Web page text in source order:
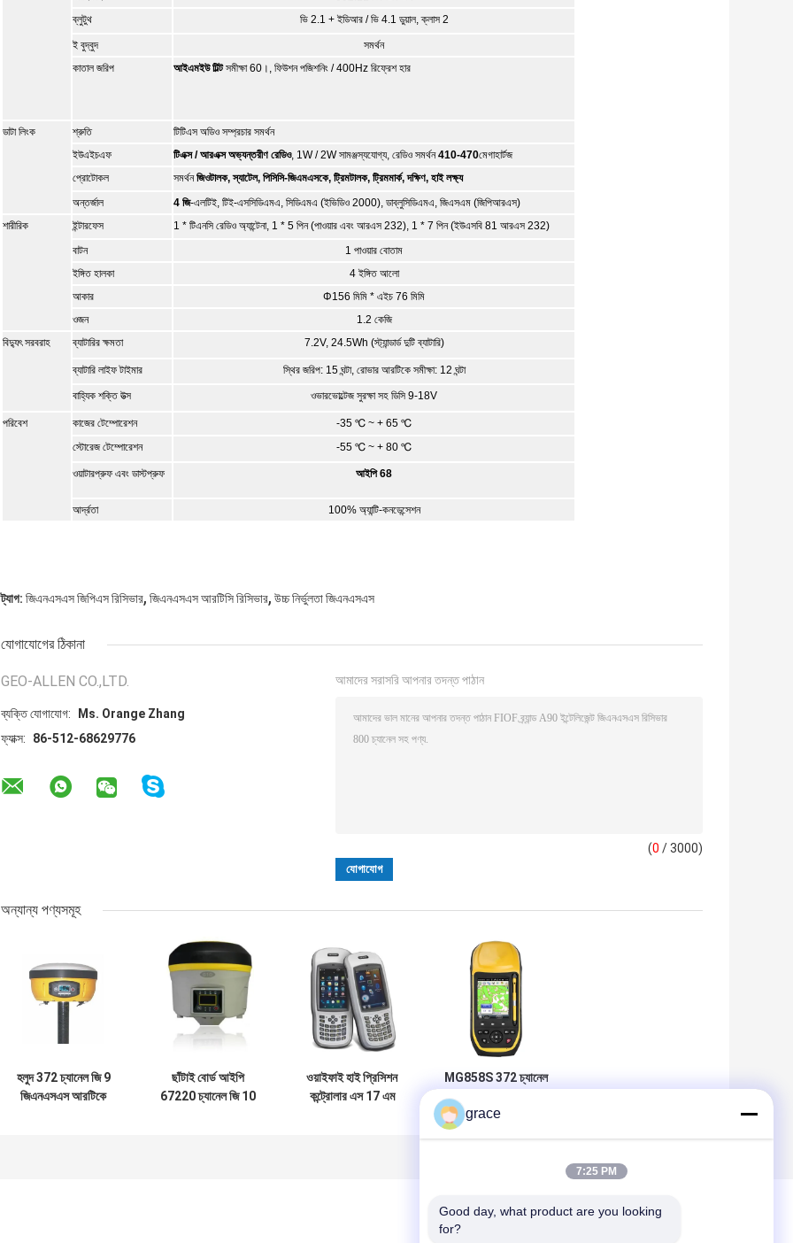
ব্লুটুথ
ভি 2.1 + ইডিআর / ভি 4.1 ডুয়াল, ক্লাস 2
ই বুদ্বুদ
সমর্থন
কাতাল জরিপ
আইএমইউ টিল্টসমীক্ষা 60।, ফিউশন পজিশনিং / 400Hz রিফ্রেশ হার
ডাটা লিংক শ্রুতি
টিটিএস অডিও সম্প্রচার সমর্থন
ইউএইচএফ
টিএক্স / আরএক্স অভ্যন্তরীণ রেডিও, 1W / 2W সামঞ্জস্যযোগ্য, রেডিও সমর্থন410-470মেগাহার্টজ
প্রোটোকল
সমর্থনজিওটালক, স্যাটেল, পিসিসি-জিএমএসকে, ট্রিমটালক, ট্রিমমার্ক, দক্ষিণ, হাই লক্ষ্য
অন্তর্জাল
4 জি-এলটিই, টিই-এসসিডিএমএ, সিডিএমএ (ইভিডিও 2000), ডাব্লুসিডিএমএ, জিএসএম (জিপিআরএস)
শারীরিক
ইন্টারফেস
1 * টিএনসি রেডিও অ্যান্টেনা, 1 * 5 পিন (পাওয়ার এবং আরএস 232), 1 * 7 পিন (ইউএসবি 81 আরএস 232)
বাটন
1 পাওয়ার বোতাম
ইঙ্গিত হালকা
4 ইঙ্গিত আলো
আকার
Φ156 মিমি * এইচ 76 মিমি
ওজন
1.2 কেজি
বিদ্যুৎ সরবরাহ
ব্যাটারির ক্ষমতা 7.2V, 24.5Wh (স্ট্যান্ডার্ড দুটি ব্যাটারি)
ব্যাটারি লাইফ টাইমার স্থির জরিপ: 15 ঘন্টা, রোভার আরটিকে সমীক্ষা: 12 ঘন্টা
বাহ্যিক শক্তি উত্স ওভারভোল্টেজ সুরক্ষা সহ ডিসি 9-18V
পরিবেশ কাজের টেম্পোরেশন
-35 ℃ ~ + 65 ℃
স্টোরেজ টেম্পোরেশন
-55 ℃ ~ + 80 ℃
ওয়াটারপ্রুফ এবং ডাস্টপ্রুফ আইপি 68
আর্দ্রতা 100% অ্যান্টি-কনডেন্সেশন
ট্যাগ: জিএনএসএস জিপিএস রিসিভার, জিএনএসএস আরটিসি রিসিভার, উচ্চ নির্ভুলতা জিএনএসএস
যোগাযোগের ঠিকানা
GEO-ALLEN CO.,LTD.
ব্যক্তি যোগাযোগ:
Ms. Orange Zhang
ফ্যাক্স:
86-512-68629776
আমাদের সরাসরি আপনার তদন্ত পাঠান
(0 / 3000)
অন্যান্য পণ্যসমূহ
হলুদ 372 চ্যানেল জি 9
জিএনএসএস আরটিকে
ছাঁটাই বোর্ড আইপি
67220 চ্যানেল জি 10
ওয়াইফাই হাই প্রিসিশন
কন্ট্রোলার এস 17 এম
MG858S 372 চ্যানেল
হ্যান্ডহেল্ড জিএনএসএস
আরটিকে
grace
7:25 PM
Good day, what product are you looking
for?